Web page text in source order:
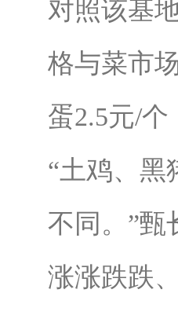
对照该基
格与菜市
蛋2.5元/
“土鸡、黑
不同。”甄
涨涨跌跌